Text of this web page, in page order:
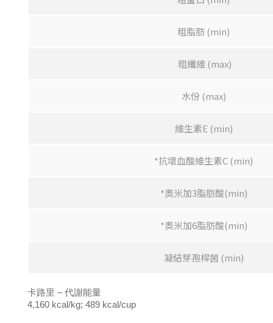
粗脂肪 (min)
粗纖維 (max)
水份 (max)
維生素E (min)
*抗壞血酸維生素C (min)
*奧米加3脂肪酸(min)
*奧米加6脂肪酸(min)
凝結芽孢桿菌(min)
卡路里 – 代謝能量
4,160 kcal/kg; 489 kcal/cup